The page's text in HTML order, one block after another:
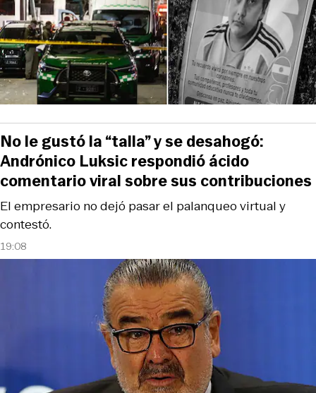
19:08
El empresario no dejó pasar el palanqueo virtual y
contestó.
No le gustó la “talla” y se desahogó:
Andrónico Luksic respondió ácido
comentario viral sobre sus contribuciones